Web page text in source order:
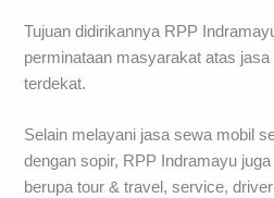
Tujuan didirikannya RPP
perminataan masyarakat atas
terdekat.
Selain melayani jasa sewa mobil
dengan sopir, RPP Indramayu
berupa tour & travel, service,